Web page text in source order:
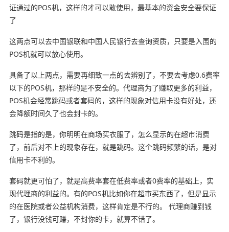
证通过的POS机，这样的才可以敢使用，最基本的资金安全要保证
了
这两点可以去中国银联和中国人民银行去查询资质，只要是入围的
POS机就可以放心使用。
具备了以上两点，需要再细致一点的去辨别了，不要去考虑0.6费率
以下的POS机，那样的是不安全的。代理商为了赚取更多的利益，
POS机会经常跳码或者套码的，这样的现象对信用卡没有好处，还
会降额时间久了也会封卡的。
跳码是指的是，你明明在商场买衣服了，怎么显示的在超市消费
了，前后对不上的现象存在，就是跳码。这个跳码频繁的话，是对
信用卡不利的。
套码就更可怕了，就是高费率套在低费率或者0费率的基础上，实
现代理商的利益的。有的POS机比如你在超市买东西了，但是显示
的在医院或者公益机构消费，这样肯定是不行的。 代理商赚到钱
了，银行没钱可赚，不封你的卡，就算不错了。